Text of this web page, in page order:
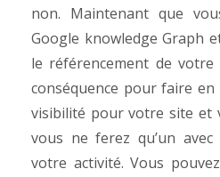
non. Maintenant que
Google knowledge Graph
le référencement de votre
conséquence pour faire
visibilité pour votre site et
vous ne ferez qu’un
votre activité. Vous